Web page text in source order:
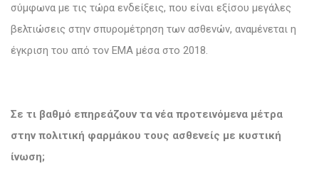
σύμφωνα με τις τώρα ενδείξεις, που είναι εξίσου μεγάλες
βελτιώσεις στην σπυρομέτρηση των ασθενών, αναμένεται η
έγκριση του από τον ΕΜΑ μέσα στο 2018.
Σε τι βαθμό επηρεάζουν τα νέα προτεινόμενα μέτρα
στην πολιτική φαρμάκου τους ασθενείς με κυστική
ίνωση;